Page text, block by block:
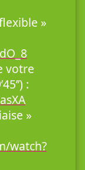
»
votre
:
»
watch?